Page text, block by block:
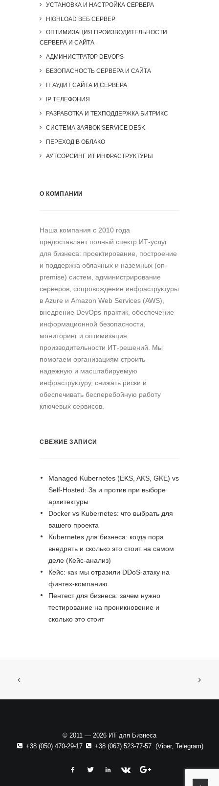
УСТАНОВКА И НАСТРОЙКА СЕРВЕРА
HIGHLOAD ВЕБ СЕРВЕР
ОПТИМИЗАЦИЯ ПРОИЗВОДИТЕЛЬНОСТИ
СЕРВЕРА И САЙТА
АДМИНИСТРАТОР DEVOPS
БЕЗОПАСНОСТЬ СЕРВЕРА И САЙТА
IT АУДИТ САЙТА И СЕРВЕРА
IP ТЕЛЕФОНИЯ
РАЗРАБОТКА И ТЕХПОДДЕРЖКА БИТРИКС
СИСТЕМА ЗАЯВОК SERVICE DESK
ПЕРЕХОД В ОБЛАКО
АУТСОРСИНГ ИТ ИНФРАСТРУКТУРЫ
О КОМПАНИИ
Наша компания c 2010 года
предоставляет полный спектр ИТ-услуг
для бизнеса: проектирование, построение
и поддержка облачных и наземных (on-
premise) систем, администрирование
серверов, сопровождение инфраструктуры
в Azure и Amazon Web Services (AWS),
внедрение DevOps-практик, обеспечение
информационной безопасности,
мониторинг и оптимизация
производительности ИТ-решений. Мы
помогаем организациям строить
надежную и масштабируемую
инфраструктуру, снижать риски и
обеспечивать бесперебойную работу
ключевых сервисов.
СВЕЖИЕ ЗАПИСИ
Managed Kubernetes (EKS, AKS, GKE) vs
Self-Hosted: За и против при выборе
архитектуры
Docker vs Kubernetes: что выбрать для
вашего проекта
Kubernetes для бизнеса: когда пора
внедрять и сколько это стоит на самом
деле (Кейс-анализ)
Кейс: как мы отразили DDoS-атаку на
финтех-компанию
Пентест для бизнеса: зачем нужно
тестирование на проникновение и
сколько это стоит
© 2011 — 2026 ИТ для Бизнеса
+38 (050) 470-29-17
+38 (067) 523-77-57(Viber, Telegram)